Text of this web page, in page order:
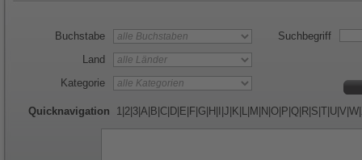
Buchstabe
Land
Kategorie
Suchbegriff
Quicknavigation 1 2 3 A B C D E F G H J K L M N O P Q R S T U V W